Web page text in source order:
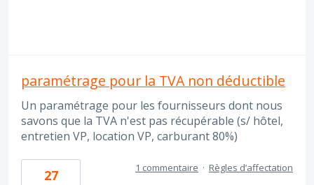
paramétrage pour la TVA non déductible
Un paramétrage pour les fournisseurs dont nous
savons que la TVA n'est pas récupérable (s/ hôtel,
entretien VP, location VP, carburant 80%)
27 1 commentaire · Règles d’affectation